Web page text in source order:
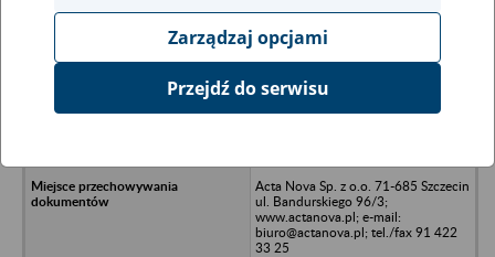
Ukryj wszystkie pozycje bazy
GOBER LOGISTIK Sp. z o.o. -
Acta Nova Sp. z o.o. 71-685 Szczecin
ul. Bandurskiego 96/3;
www.actanova.pl; e-mail:
biuro@actanova.pl; tel./fax 91 422
33 25
Zarządzaj opcjami
Przejdź do serwisu